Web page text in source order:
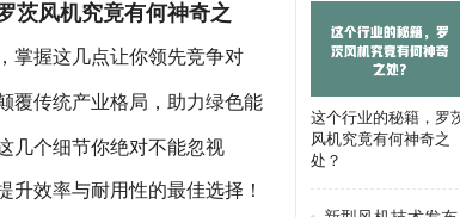
茨风机究竟有何神奇之
掌握这几点让你领先竞争对
覆传统产业格局，助力绿色能
几个细节你绝对不能忽视
升效率与耐用性的最佳选择！
这个行业的秘籍，罗
风机究竟有何神奇之
处？